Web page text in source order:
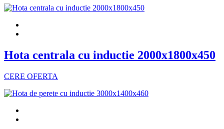
Hota centrala cu inductie 2000x1800x450
CERE OFERTA